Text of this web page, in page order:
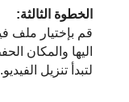
الخطوة الثالثة:
اليها والمكان
لتبدأ تنزيل الفيديو.